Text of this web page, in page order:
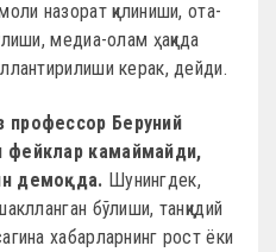
назорат қилиниши, ота-
медиа-олам ҳақида
керак, дейди.
профессор Беруний
фейклар камаймайди,
демоқда. Шунингдек,
бўлиши, танқидий
хабарларнинг рост ёки